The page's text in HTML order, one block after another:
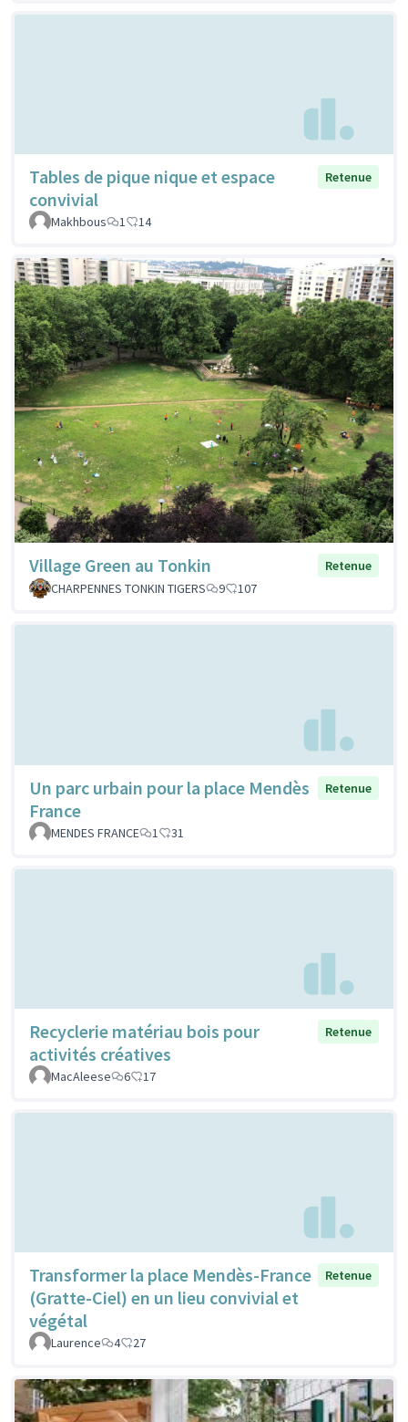
Tables de pique nique et espace
convivial
Retenue
Makhbous 1 14
Village Green au Tonkin
Retenue
CHARPENNES TONKIN TIGERS
9 107
Un parc urbain pour la place Mendès
France
Retenue
MENDES FRANCE 1 31
Recyclerie matériau bois pour
activités créatives
Retenue
MacAleese 6 17
Transformer la place Mendès-France
(Gratte-Ciel) en un lieu convivial et
végétal
Retenue
Laurence 4 27